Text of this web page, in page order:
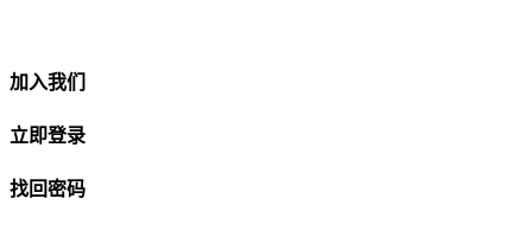
加入我们
立即登录
找回密码